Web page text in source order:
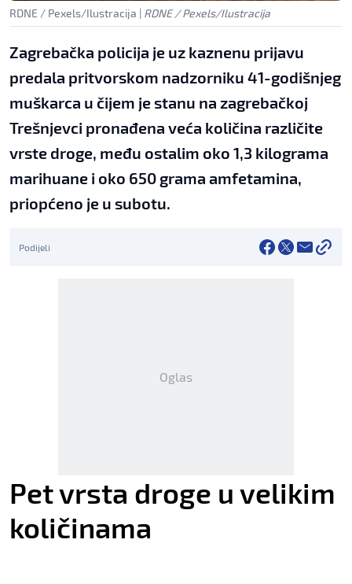
RDNE / Pexels/Ilustracija | RDNE / Pexels/Ilustracija
Zagrebačka policija je uz kaznenu prijavu
predala pritvorskom nadzorniku 41-godišnjeg
muškarca u čijem je stanu na zagrebačkoj
Trešnjevci pronađena veća količina različite
vrste droge, među ostalim oko 1,3 kilograma
marihuane i oko 650 grama amfetamina,
priopćeno je u subotu.
Podijeli
Oglas
Pet vrsta droge u velikim
količinama